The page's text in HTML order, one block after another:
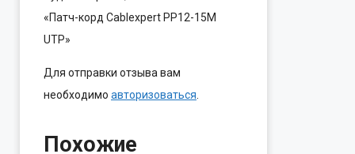
«Патч-корд Cablexpert PP12-15M
UTP»
Для отправки отзыва вам
необходимо авторизоваться
Похожие